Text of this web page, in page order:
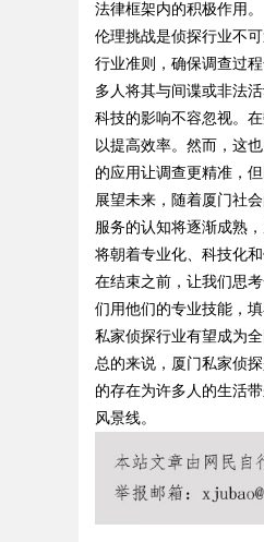
法律框架内的积极作用。
伦理挑战是侦探行业不
行业准则，确保调查过
多人将其与间谍或非法
科技的影响不容忽视。
以提高效率。然而，这
的应用让调查更精准，
展望未来，随着厦门社
服务的认知将逐渐成熟
将朝着专业化、科技化
在结束之前，让我们思
们用他们的专业技能，
私家侦探行业有望成为
总的来说，厦门私家侦
的存在为许多人的生活
风景线。